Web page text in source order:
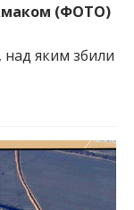
(ФОТО)
яким збили